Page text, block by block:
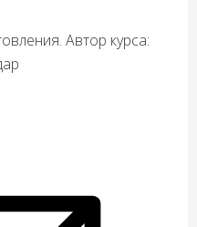
Автор курса: